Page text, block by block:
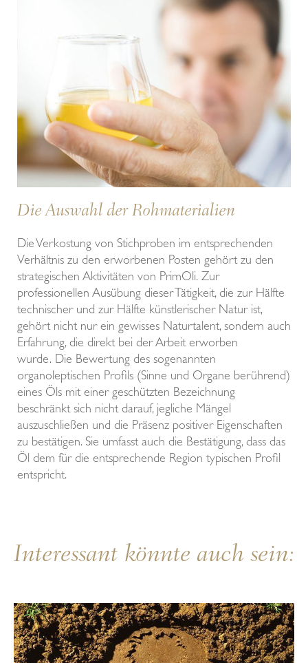
Die Auswahl der Rohmaterialien
Die Verkostung von Stichproben im entsprechenden
Verhältnis zu den erworbenen Posten gehört zu den
strategischen Aktivitäten von PrimOli. Zur
professionellen Ausübung dieser Tätigkeit, die zur Hälfte
technischer und zur Hälfte künstlerischer Natur ist,
gehört nicht nur ein gewisses Naturtalent, sondern auch
Erfahrung, die direkt bei der Arbeit erworben
wurde. Die Bewertung des sogenannten
organoleptischen Profils (Sinne und Organe berührend)
eines Öls mit einer geschützten Bezeichnung
beschränkt sich nicht darauf, jegliche Mängel
auszuschließen und die Präsenz positiver Eigenschaften
zu bestätigen. Sie umfasst auch die Bestätigung, dass das
Öl dem für die entsprechende Region typischen Profil
entspricht.
Interessant könnte auch sein: